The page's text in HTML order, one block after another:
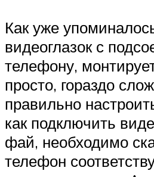
Как уже
видеоглазок с
телефону,
просто, гораздо
правильно
как подключить
фай, необходимо
телефон